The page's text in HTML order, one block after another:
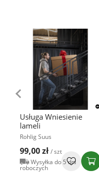
Usługa Wniesienie
lameli
Rohlig Suus
99,00 zł / szt
Wysyłka do 5 dni
roboczych